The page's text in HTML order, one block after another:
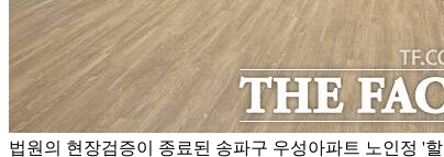
법원의 현장검증이 종료된 송파구 우성아파트 노인정 '